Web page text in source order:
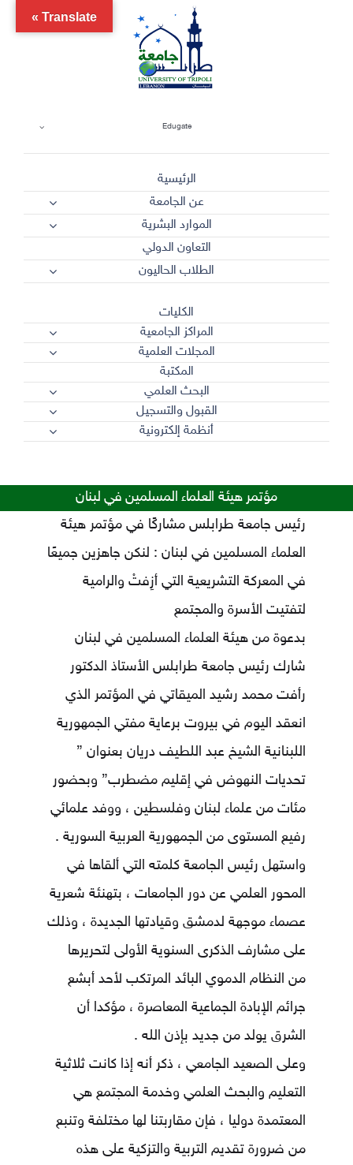
Edugate
الرئيسية
عن الجامعة
الموارد البشرية
التعاون الدولي
الطلاب الحاليون
الكليات
المراكز الجامعية
المجلات العلمية
المكتبة
البحث العلمي
القبول والتسجيل
أنظمة إلكترونية
مؤتمر هيئة العلماء المسلمين في لبنان
رئيس جامعة طرابلس مشاركًا في مؤتمر هيئة
العلماء المسلمين في لبنان : لنكن جاهزين جميعًا
في المعركة التشريعية التي أزِفتْ والرامية
لتفتيت الأسرة والمجتمع
بدعوة من هيئة العلماء المسلمين في لبنان
شارك رئيس جامعة طرابلس الأستاذ الدكتور
رأفت محمد رشيد الميقاتي في المؤتمر الذي
انعقد اليوم في بيروت برعاية مفتي الجمهورية
اللبنانية الشيخ عبد اللطيف دريان بعنوان ”
تحديات النهوض في إقليم مضطرب” وبحضور
مئات من علماء لبنان وفلسطين ، ووفد علمائي
رفيع المستوى من الجمهورية العربية السورية .
واستهل رئيس الجامعة كلمته التي ألقاها في
المحور العلمي عن دور الجامعات ، بتهنئة شعرية
عصماء موجهة لدمشق وقيادتها الجديدة ، وذلك
على مشارف الذكرى السنوية الأولى لتحريرها
من النظام الدموي البائد المرتكب لأحد أبشع
جرائم الإبادة الجماعية المعاصرة ، مؤكدا أن
الشرق يولد من جديد بإذن الله .
وعلى الصعيد الجامعي ، ذكر أنه إذا كانت ثلاثية
التعليم والبحث العلمي وخدمة المجتمع هي
المعتمدة دوليا ، فإن مقاربتنا لها مختلفة وتنبع
من ضرورة تقديم التربية والتزكية على هذه
Translate »